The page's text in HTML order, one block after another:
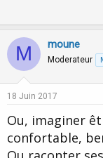
M moune
Moderateur
18 Juin 2017
Ou, imaginer
confortable,